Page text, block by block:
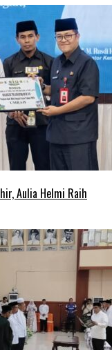
Aulia Helmi Raih